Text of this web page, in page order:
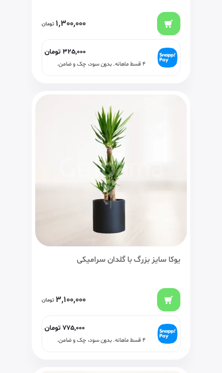
1,300,000 تومان
325,000 تومان
۴ قسط ماهانه. بدون سود، چک و ضامن.
یوکا سایز بزرگ با گلدان سرامیکی
3,100,000 تومان
775,000 تومان
۴ قسط ماهانه. بدون سود، چک و ضامن.